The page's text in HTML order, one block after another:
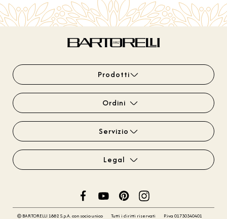
Prodotti
Ordini
Servizio
Legal
© BARTORELLI 1882 S.p.A. con socio unico Tutti i diritti riservati P.iva 01730340401